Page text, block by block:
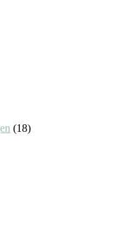
(18)